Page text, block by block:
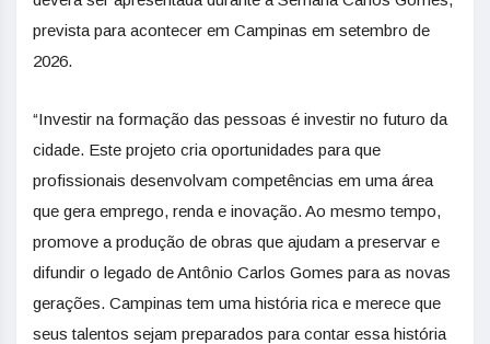
prevista para acontecer em Campinas em setembro de
2026.
“Investir na formação das pessoas é investir no futuro da
cidade. Este projeto cria oportunidades para que
profissionais desenvolvam competências em uma área
que gera emprego, renda e inovação. Ao mesmo tempo,
promove a produção de obras que ajudam a preservar e
difundir o legado de Antônio Carlos Gomes para as novas
gerações. Campinas tem uma história rica e merece que
seus talentos sejam preparados para contar essa história